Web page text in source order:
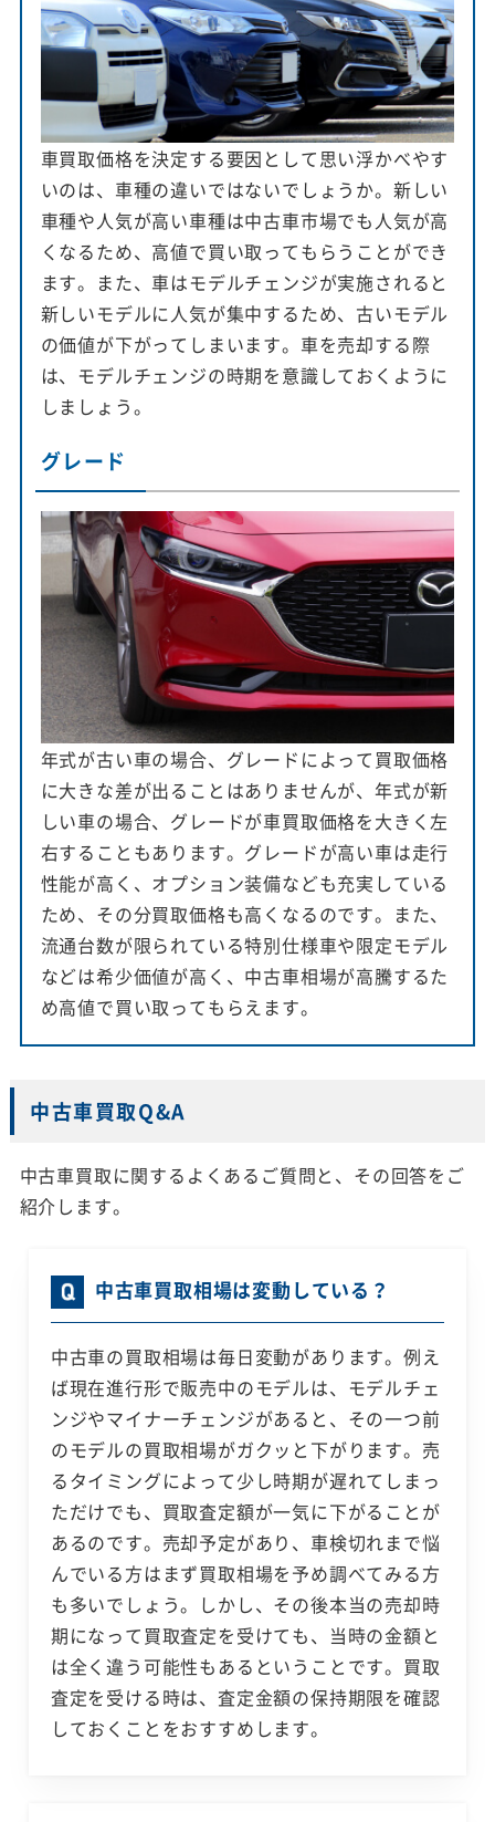
車買取価格を決定する要因として思い浮かべやす
いのは、車種の違いではないでしょうか。新しい
車種や人気が高い車種は中古車市場でも人気が高
くなるため、高値で買い取ってもらうことができ
ます。また、車はモデルチェンジが実施されると
新しいモデルに人気が集中するため、古いモデル
の価値が下がってしまいます。車を売却する際
は、モデルチェンジの時期を意識しておくように
しましょう。
グレード
年式が古い車の場合、グレードによって買取価格
に大きな差が出ることはありませんが、年式が新
しい車の場合、グレードが車買取価格を大きく左
右することもあります。グレードが高い車は走行
性能が高く、オプション装備なども充実している
ため、その分買取価格も高くなるのです。また、
流通台数が限られている特別仕様車や限定モデル
などは希少価値が高く、中古車相場が高騰するた
め高値で買い取ってもらえます。
中古車買取Q&A
中古車買取に関するよくあるご質問と、その回答をご
紹介します。
中古車買取相場は変動している？
中古車の買取相場は毎日変動があります。例え
ば現在進行形で販売中のモデルは、モデルチェ
ンジやマイナーチェンジがあると、その一つ前
のモデルの買取相場がガクッと下がります。売
るタイミングによって少し時期が遅れてしまっ
ただけでも、買取査定額が一気に下がることが
あるのです。売却予定があり、車検切れまで悩
んでいる方はまず買取相場を予め調べてみる方
も多いでしょう。しかし、その後本当の売却時
期になって買取査定を受けても、当時の金額と
は全く違う可能性もあるということです。買取
査定を受ける時は、査定金額の保持期限を確認
しておくことをおすすめします。